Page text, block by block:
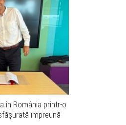
în România printr-o
împreună